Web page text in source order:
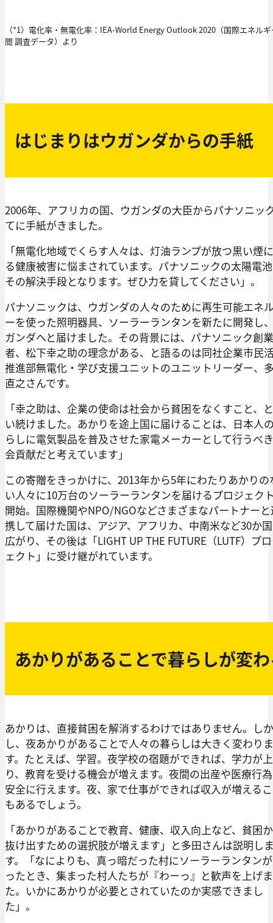
（*1）電化率・無電化率：IEA-World Energy Outlook 2020（国際エネル
間 調査データ）より
はじまりはウガンダからの手紙
2006年、アフリカの国、ウガンダの大臣からパナソニッ
てに手紙がきました。
「無電化地域でくらす人々は、灯油ランプが放つ黒い煙
る健康被害に悩まされています。パナソニックの太陽電
その解決手段となります。ぜひ力を貸してください」。
パナソニックは、ウガンダの人々のために再生可能エネ
ーを使った照明器具、ソーラーランタンを新たに開発し
ガンダへと届けました。その背景には、パナソニック創業
者、松下幸之助の理念がある、と語るのは同社企業市民
推進部無電化・学び支援ユニットのユニットリーダー、
直之さんです。
「幸之助は、企業の使命は社会から貧困をなくすこと、
い続けました。あかりを途上国に届けることは、日本人
らしに電気製品を普及させた家電メーカーとして行うべ
会貢献だと考えています」
この寄贈をきっかけに、2013年から5年にわたりあかりの
い人々に10万台のソーラーランタンを届けるプロジェク
開始。国際機関やNPO/NGOなどさまざまなパートナー
携して届けた国は、アジア、アフリカ、中南米など30か
広がり、その後は「LIGHT UP THE FUTURE（LUTF）プ
ェクト」に受け継がれています。
あかりがあることで暮らしが変
あかりは、直接貧困を解消するわけではありません。しか
し、夜あかりがあることで人々の暮らしは大きく変わりま
す。たとえば、学習。夜学校の宿題ができれば、学力が
り、教育を受ける機会が増えます。夜間の出産や医療行
安全に行えます。夜、家で仕事ができれば収入が増える
もあるでしょう。
「あかりがあることで教育、健康、収入向上など、貧困
抜け出すための選択肢が増えます」と多田さんは説明し
す。「なによりも、真っ暗だった村にソーラーランタン
ったとき、集まった村人たちが『わーっ』と歓声を上げ
た。いかにあかりが必要とされていたのか実感できまし
た」。